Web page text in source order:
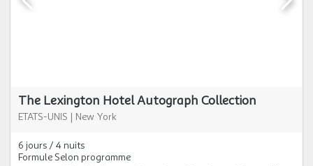
The Lexington Hotel Autograph Collection
ETATS-UNIS | New York
6 jours / 4 nuits
Formule Selon programme